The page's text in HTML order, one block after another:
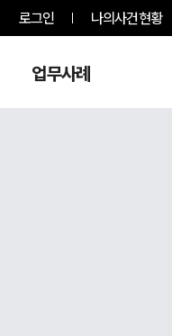
로그인 나의사건현황
업무사례